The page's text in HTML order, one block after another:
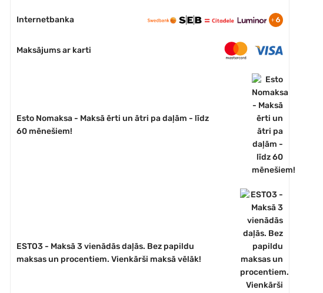
Internetbanka
Maksājums ar karti
Esto Nomaksa - Maksā ērti un ātri pa daļām - līdz
60 mēnešiem!
ESTO3 - Maksā 3 vienādās daļās. Bez papildu
maksas un procentiem. Vienkārši maksā vēlāk!